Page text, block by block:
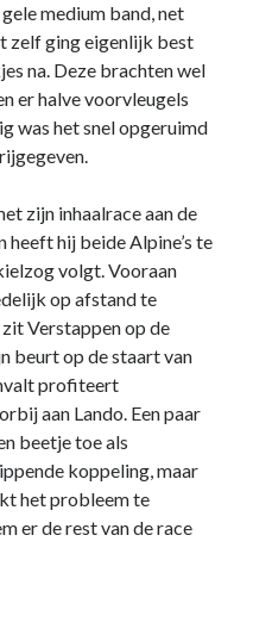
medium band, net
zelf ging eigenlijk best
na. Deze brachten wel
er halve voorvleugels
was het snel opgeruimd
zijn inhaalrace aan de
heeft hij beide Alpine’s te
volgt. Vooraan
op afstand te
Verstappen op de
beurt op de staart van
profiteert
aan Lando. Een paar
beetje toe als
koppeling, maar
het probleem te
er de rest van de race
Noodzakelijk
Deze cookies
zijn
noodzakelijk
werken.
Statistieken
Deze
cookies
worden
gebruikt om
het gebruik
van de
website in
brengen. Als
je deze